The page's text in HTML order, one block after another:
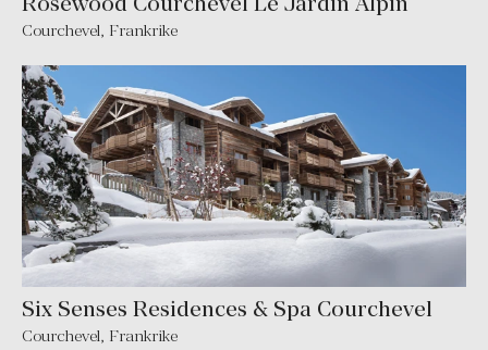
Courchevel, Frankrike
Six Senses Residences & Spa Courchevel
Courchevel, Frankrike